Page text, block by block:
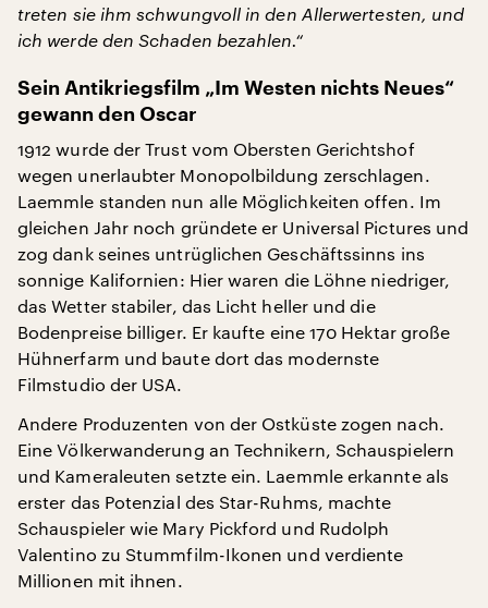
treten sie ihm schwungvoll in den Allerwertesten, und
ich werde den Schaden bezahlen.“
Sein Antikriegsfilm „Im Westen nichts Neues“
gewann den Oscar
1912 wurde der Trust vom Obersten Gerichtshof
wegen unerlaubter Monopolbildung zerschlagen.
Laemmle standen nun alle Möglichkeiten offen. Im
gleichen Jahr noch gründete er Universal Pictures und
zog dank seines untrüglichen Geschäftssinns ins
sonnige Kalifornien: Hier waren die Löhne niedriger,
das Wetter stabiler, das Licht heller und die
Bodenpreise billiger. Er kaufte eine 170 Hektar große
Hühnerfarm und baute dort das modernste
Filmstudio der USA.
Andere Produzenten von der Ostküste zogen nach.
Eine Völkerwanderung an Technikern, Schauspielern
und Kameraleuten setzte ein. Laemmle erkannte als
erster das Potenzial des Star-Ruhms, machte
Schauspieler wie Mary Pickford und Rudolph
Valentino zu Stummfilm-Ikonen und verdiente
Millionen mit ihnen.